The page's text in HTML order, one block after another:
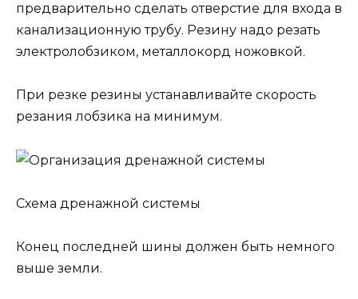
предварительно сделать отверстие для входа в
канализационную трубу. Резину надо резать
электролобзиком, металлокорд ножовкой.
При резке резины устанавливайте скорость
резания лобзика на минимум.
Схема дренажной системы
Конец последней шины должен быть немного
выше земли.